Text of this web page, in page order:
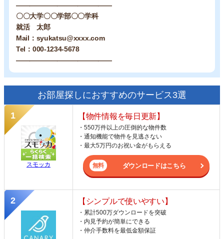
——————————————
〇〇大学〇〇学部〇〇学科
就活 太郎
Mail：syukatsu@xxxx.com
Tel：000-1234-5678
——————————————
お部屋探しにおすすめのサービス3選
スモッカ
【物件情報を毎日更新】
・550万件以上の圧倒的な物件数
・通知機能で物件を見逃さない
・最大5万円のお祝い金がもらえる
ダウンロードはこちら
【シンプルで使いやすい】
・累計500万ダウンロードを突破
・内見予約が簡単にできる
・仲介手数料を最低金額保証